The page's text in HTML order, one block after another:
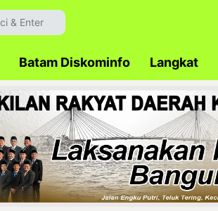
Batam Diskominfo Langkat